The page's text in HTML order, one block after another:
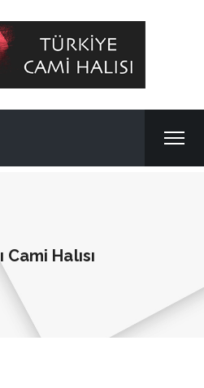
Cami Halısı